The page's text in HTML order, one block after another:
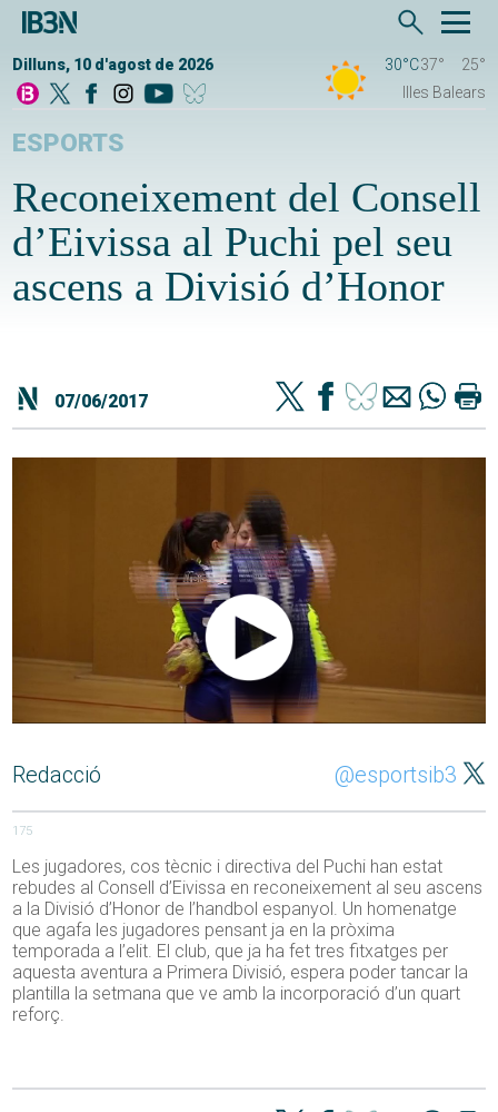
Dilluns, 10 d'agost de 2026 30°C37°
25°
Illes Balears
ESPORTS
Reconeixement del Consell
d’Eivissa al Puchi pel seu
ascens a Divisió d’Honor
07/06/2017
Redacció @esportsib3
175
Les jugadores, cos tècnic i directiva del Puchi han estat
rebudes al Consell d’Eivissa en reconeixement al seu ascens
a la Divisió d’Honor de l’handbol espanyol. Un homenatge
que agafa les jugadores pensant ja en la pròxima
temporada a l’elit. El club, que ja ha fet tres fitxatges per
aquesta aventura a Primera Divisió, espera poder tancar la
plantilla la setmana que ve amb la incorporació d’un quart
reforç.